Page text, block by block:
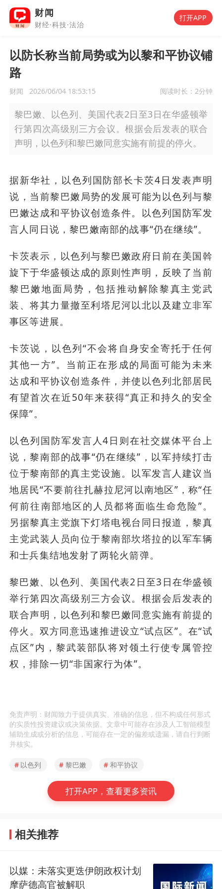
财闻
财经·科技·法治
打开APP
以防长称当前局势或为以黎和平协议铺
路
财闻 2026/06/04 18:53:15 阅读时长： 2分钟
黎巴嫩、以色列、美国代表2日至3日在华盛顿举
行第四次高级别三方会议。根据会后发表的联合
声明，以色列和黎巴嫩同意实施有前提的停火。
据新华社，以色列国防部长卡茨4日发表声明
说，当前黎巴嫩局势的发展可能为以色列与黎
巴嫩达成和平协议创造条件。以色列国防军发
言人同日说，黎巴嫩南部的战事“仍在继续”。
卡茨表示，以色列与黎巴嫩政府日前在美国斡
旋下于华盛顿达成的原则性声明，反映了当前
黎巴嫩地面局势，包括推动解除黎真主党武
装、将其力量撤至利塔尼河以北以及建立非军
事区等进展。
卡茨说，以色列“不会将自身安全寄托于任何
其他一方”。当前正在形成的局面可能为未来
达成和平协议创造条件，并使以色列北部居民
有望首次在近50年来获得“真正和持久的安全
保障”。
以色列国防军发言人4日则在社交媒体平台上
说，黎南部的战事“仍在继续”，以军持续打击
位于黎南部的真主党设施。以军发言人建议当
地居民“不要前往扎赫拉尼河以南地区”，称“任
何前往南部地区的人员都将面临生命危险”。
另据黎真主党旗下灯塔电视台同日报道，黎真
主党武装人员向位于黎南部坎塔拉的以军车辆
和士兵集结地发射了两轮火箭弹。
黎巴嫩、以色列、美国代表2日至3日在华盛顿
举行第四次高级别三方会议。根据会后发表的
联合声明，以色列和黎巴嫩同意实施有前提的
停火。双方同意迅速推进设立“试点区”。在“试
点区”内，黎武装部队将对领土行使专属管控
权，排除一切“非国家行为体”。
免责声明：财闻致力于提供真实、准确的信息，但不构成任何形式
的实质性投资建议或决策依据。文章中可能存在涉及人工智能模型
辅助生成或分析的信息，可能存在一定的偏差或遗漏，请自行判断
并核实。
# 以色列 # 黎巴嫩 # 和平协议
打开APP，查看更多资讯
相关推荐
以媒：未落实更迭伊朗政权计划
摩萨德高官被解职